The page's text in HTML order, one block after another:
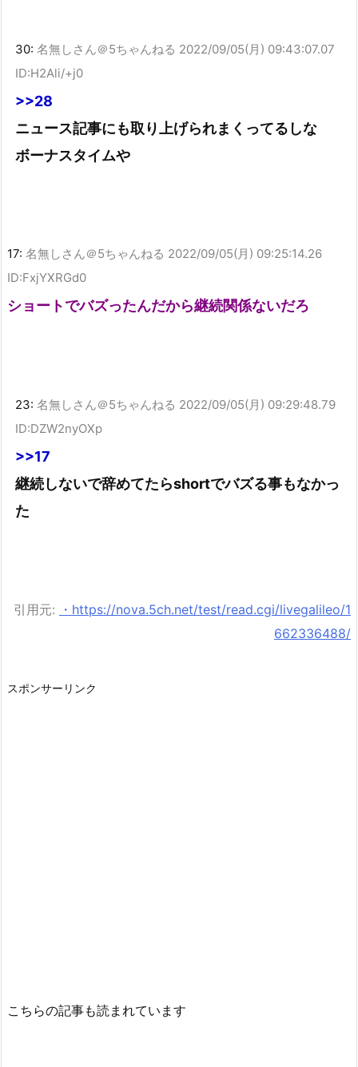
30: 名無しさん＠5ちゃんねる 2022/09/05(月) 09:43:07.07
ID:H2Ali/+j0
>>28
ニュース記事にも取り上げられまくってるしな
ボーナスタイムや
17: 名無しさん＠5ちゃんねる 2022/09/05(月) 09:25:14.26
ID:FxjYXRGd0
ショートでバズったんだから継続関係ないだろ
23: 名無しさん＠5ちゃんねる 2022/09/05(月) 09:29:48.79
ID:DZW2nyOXp
>>17
継続しないで辞めてたらshortでバズる事もなかっ
た
引用元:
・https://nova.5ch.net/test/read.cgi/livegalileo/1
662336488/
スポンサーリンク
こちらの記事も読まれています